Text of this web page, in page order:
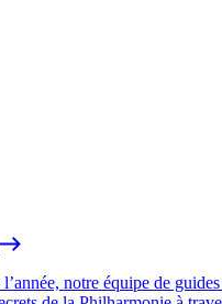
notre équipe de